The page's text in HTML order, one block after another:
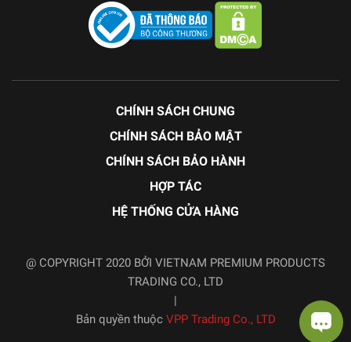
CHÍNH SÁCH CHUNG
CHÍNH SÁCH BẢO MẬT
CHÍNH SÁCH BẢO HÀNH
HỢP TÁC
HỆ THỐNG CỬA HÀNG
@ COPYRIGHT 2020 BỞI VIETNAM PREMIUM PRODUCTS
TRADING CO., LTD
|
Bản quyền thuộc VPP Trading Co., LTD